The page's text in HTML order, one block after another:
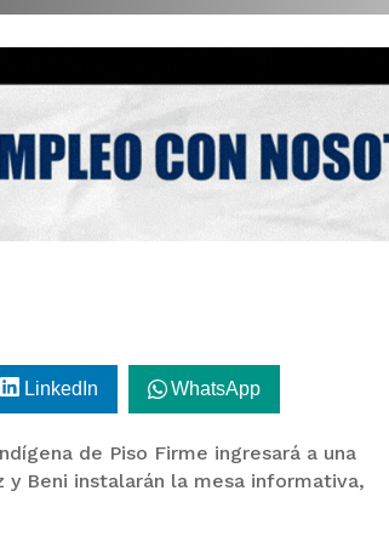
LinkedIn WhatsApp
de Piso Firme ingresará a una
Beni instalarán la mesa informativa,